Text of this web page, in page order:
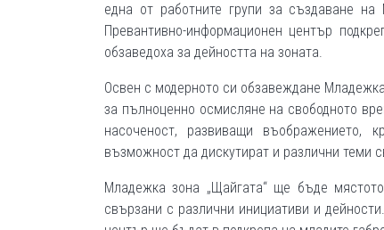
една от работните групи за създаване
Превантивно-информационен център
обзаведоха за дейността на зоната.
Освен с модерното си обзавеждане
за пълноценно осмисляне на свободното
насоченост, развиващи въображението,
възможност да дискутират и различни теми
Младежка зона „Щайгата“ ще бъде
свързани с различни инициативи и